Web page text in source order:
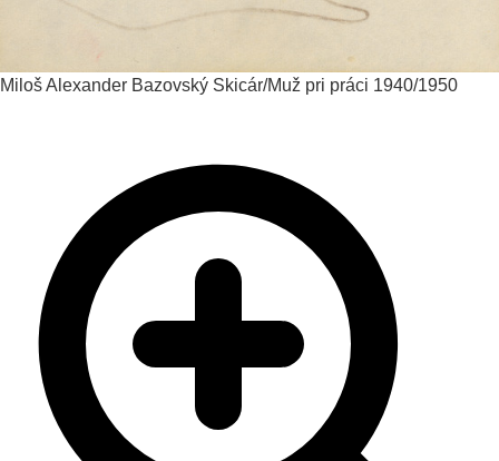
Miloš Alexander Bazovský Skicár/Muž pri práci 1940/1950